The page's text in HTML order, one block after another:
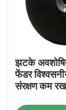
वीडियो
हमारे बारे में
कारखाना
झटके
फेंडर
संरक्षण कम